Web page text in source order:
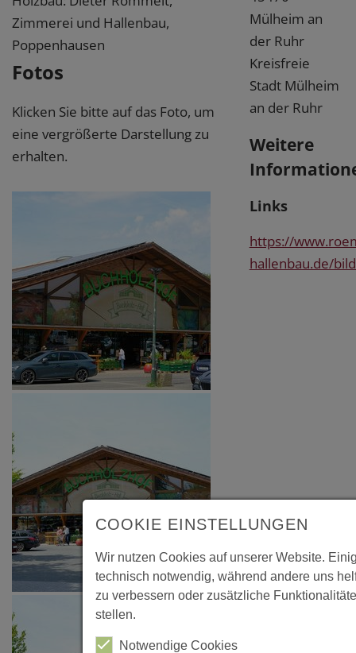
Zimmerei und Hallenbau,
Poppenhausen
Fotos
Klicken Sie bitte auf das Foto, um
eine vergrößerte Darstellung zu
erhalten.
Mülheim an
der Ruhr
Kreisfreie
Stadt Mülheim
an der Ruhr
Weitere
Links
https://
hallenbau.de/
COOKIE EINSTELLUNGEN
Wir nutzen Cookies auf unserer Website.
technisch notwendig, während andere uns
zu verbessern oder zusätzliche
stellen.
Notwendige Cookies